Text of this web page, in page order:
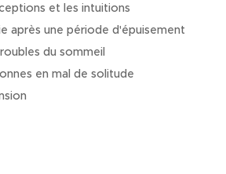
et les intuitions
après une période d'épuisement
du sommeil
en mal de solitude